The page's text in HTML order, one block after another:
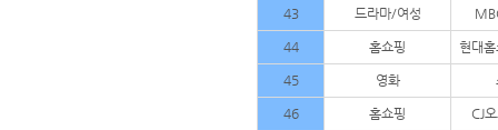
43 드라마/여성
44 홈쇼핑 현대
45 영화
46 홈쇼핑 CJ